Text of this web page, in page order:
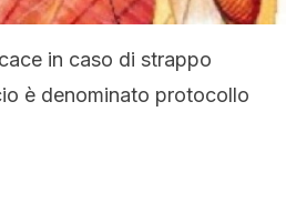
in caso di strappo
è denominato protocollo